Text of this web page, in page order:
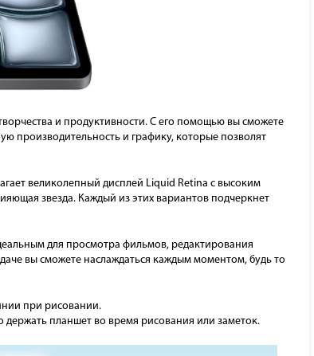
и продуктивности. С его помощью вы сможете
производительность и графику, которые позволят
великолепный дисплей Liquid Retina с высоким
звезда. Каждый из этих вариантов подчеркнет
для просмотра фильмов, редактирования
вы сможете наслаждаться каждым моментом, будь то
при рисовании.
планшет во время рисования или заметок.